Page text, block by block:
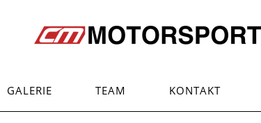
GALERIE TEAM KONTAKT